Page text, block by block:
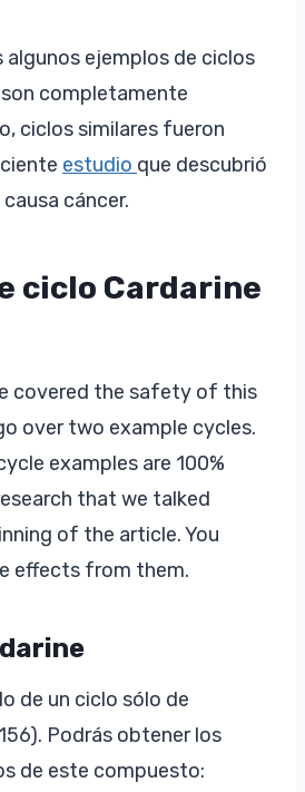
algunos ejemplos de ciclos
completamente
ciclos similares fueron
estudio que descubrió
cáncer.
ciclo Cardarine
covered the safety of this
over two example cycles.
examples are 100%
that we talked
of the article. You
effects from them.
de un ciclo sólo de
Podrás obtener los
de este compuesto: